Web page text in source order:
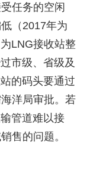
任务的空闲
（2017年为
LNG接收站整
市级、省级及
的码头要通过
洋局审批。若
管道难以接
售的问题。